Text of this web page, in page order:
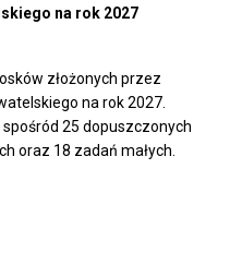
na rok 2027
złożonych przez
na rok 2027.
25 dopuszczonych
oraz 18 zadań małych.